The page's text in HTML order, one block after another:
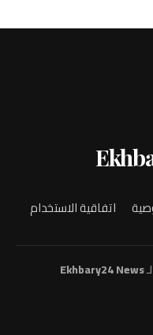
اتفاقية الاستخدام
Ekhbary24 News